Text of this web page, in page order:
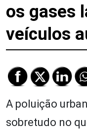
os gases
veículos
A poluição
sobretudo no